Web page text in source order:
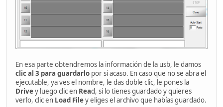
En esa parte obtendremos la información de la usb, le damos
clic al 3 para guardarlo por si acaso. En caso que no se abra el
ejecutable, ya ves el nombre, le das doble clic, le pones la
Drivey luego clic en Read, si lo tienes guardado y quieres
verlo, clic en Load Filey eliges el archivo que habías guardado.